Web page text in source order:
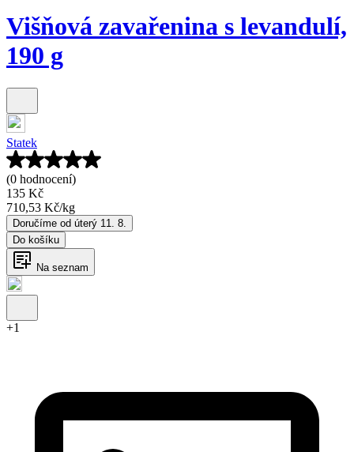
Višňová zavařenina s levandulí,
190 g
Statek
(0 hodnocení)
135 Kč
710,53 Kč/kg
Doručíme od úterý 11. 8.
Do košíku
Na seznam
+1